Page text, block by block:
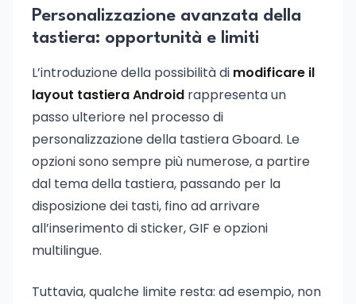
Personalizzazione avanzata della
tastiera: opportunità e limiti
L’introduzione della possibilità di modificare il
layout tastiera Android rappresenta un
passo ulteriore nel processo di
personalizzazione della tastiera Gboard. Le
opzioni sono sempre più numerose, a partire
dal tema della tastiera, passando per la
disposizione dei tasti, fino ad arrivare
all’inserimento di sticker, GIF e opzioni
multilingue.
Tuttavia, qualche limite resta: ad esempio, non